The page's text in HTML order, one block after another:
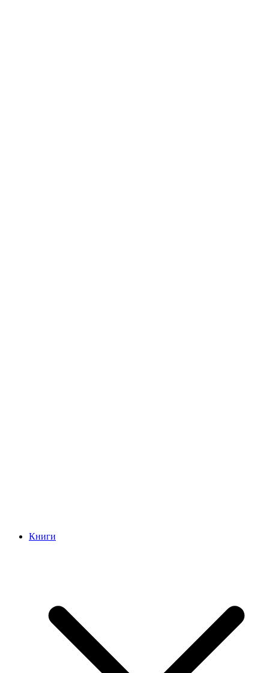
Книги